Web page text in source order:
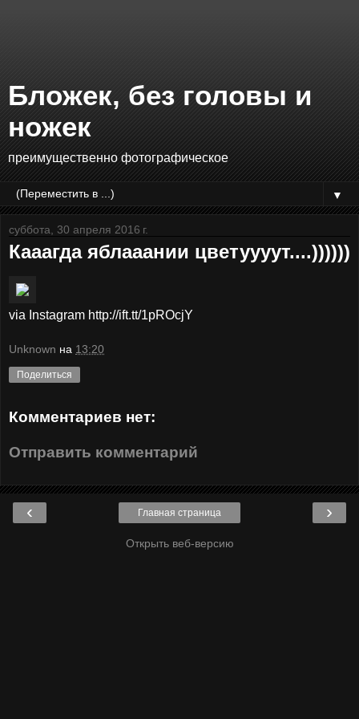
Бложек, без головы и
ножек
преимущественно фотографическое
▼
суббота, 30 апреля 2016 г.
Кааагда яблааании цветуууут....))))))
via Instagram http://ift.tt/1pROcjY
Unknown на 13:20
Поделиться
Комментариев нет:
Отправить комментарий
‹ ›
Главная страница
Открыть веб-версию